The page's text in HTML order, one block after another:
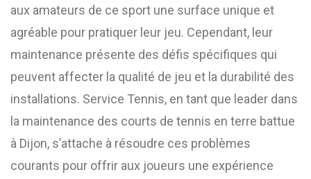
aux amateurs de ce sport une surface unique et
agréable pour pratiquer leur jeu. Cependant, leur
maintenance présente des défis spécifiques qui
peuvent affecter la qualité de jeu et la durabilité des
installations. Service Tennis, en tant que leader dans
la maintenance des courts de tennis en terre battue
à Dijon, s’attache à résoudre ces problèmes
courants pour offrir aux joueurs une expérience